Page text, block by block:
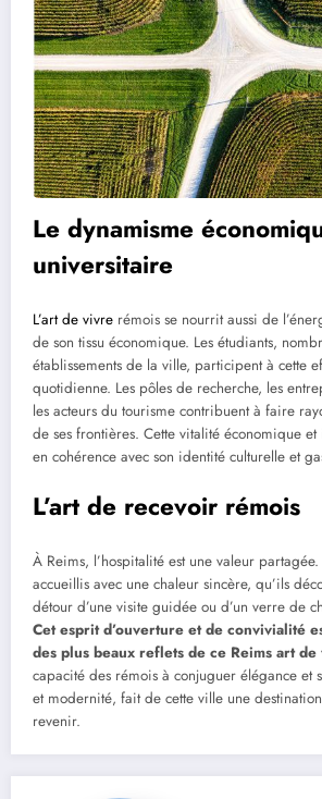
Le dynamisme
universitaire
L’art de vivre rémois se nourrit aussi de
de son tissu économique. Les étudiants,
établissements de la ville, participent à cette
quotidienne. Les pôles de recherche, les
les acteurs du tourisme contribuent à faire
de ses frontières. Cette vitalité économique et
en cohérence avec son identité culturelle et
L’art de recevoir rémois
À Reims, l’hospitalité est une valeur partagée.
accueillis avec une chaleur sincère, qu’ils
détour d’une visite guidée ou d’un verre de
Cet esprit d’ouverture et de convivialité
des plus beaux reflets de ce Reims art
capacité des rémois à conjuguer élégance
et modernité, fait de cette ville une
revenir.